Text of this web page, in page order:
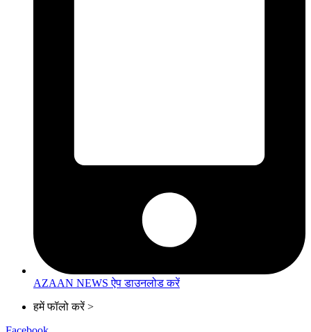
AZAAN NEWS ऐप डाउनलोड करें
हमें फॉलो करें >